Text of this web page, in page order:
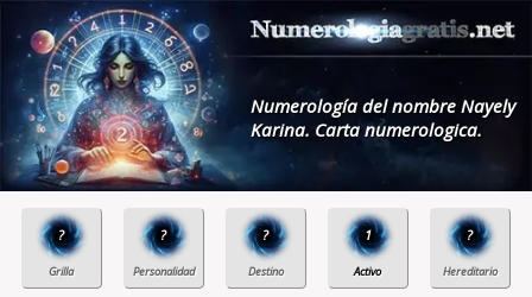
Numerología del nombre Nayely
Karina. Carta numerologica.
? ? ? 1 ?